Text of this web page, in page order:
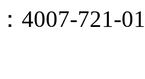
4007-721-